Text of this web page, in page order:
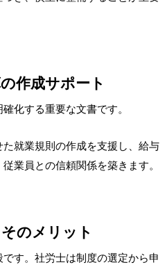
作成サポート
化する重要な文書です。
就業規則の作成を支援し、給与
業員との信頼関係を築きます。
のメリット
す。社労士は制度の選定から申